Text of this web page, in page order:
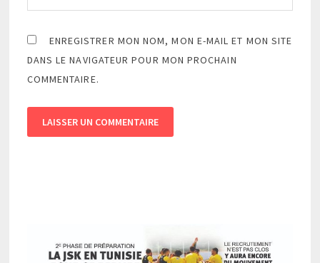
ENREGISTRER MON NOM, MON E-MAIL ET MON SITE
DANS LE NAVIGATEUR POUR MON PROCHAIN
COMMENTAIRE.